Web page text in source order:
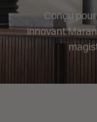
Conçu
innovant